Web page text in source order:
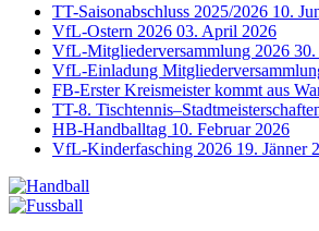
TT-Saisonabschluss 2025/2026 10.
VfL-Ostern 2026 03. April 2026
VfL-Mitgliederversammlung 2026
VfL-Einladung
FB-Erster Kreismeister kommt aus
TT-8.
HB-Handballtag 10. Februar 2026
VfL-Kinderfasching 2026 19. Jänner